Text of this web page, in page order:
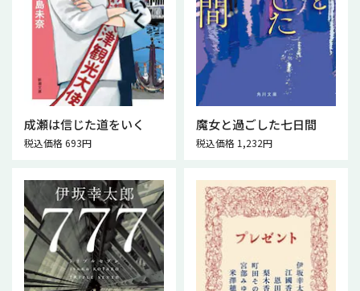
成瀬は信じた道をいく
税込価格 693円
魔女と過ごした七日間
税込価格 1,232円